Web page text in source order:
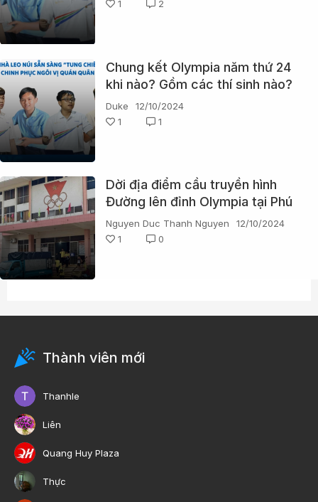
1 2
Chung kết Olympia năm thứ 24
khi nào? Gồm các thí sinh nào?
Duke
12/10/2024
1
1
Dời địa điểm cầu truyền hình
Đường lên đỉnh Olympia tại Phú
Yên vì dự báo mưa
Nguyen Duc Thanh Nguyen
12/10/2024
1
0
Thành viên mới
Thanhle
Liên
Quang Huy Plaza
Thực